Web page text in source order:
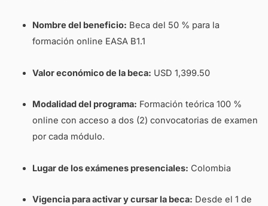
Nombre del beneficio: Beca del 50 % para la
formación online EASA B1.1
Valor económico de la beca: USD 1,399.50
Modalidad del programa: Formación teórica 100 %
online con acceso a dos (2) convocatorias de examen
por cada módulo.
Lugar de los exámenes presenciales: Colombia
Vigencia para activar y cursar la beca: Desde el 1 de